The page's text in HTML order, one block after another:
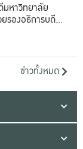
มหาวิทยาลัย
รองอธิการบดีทั้ง
ข่าวทั้งหมด